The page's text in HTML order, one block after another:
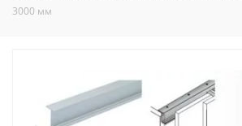
3000 мм